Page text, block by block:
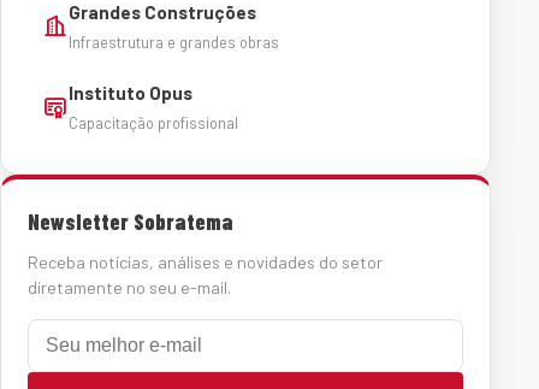
Grandes Construções
Infraestrutura e grandes obras
Instituto Opus
Capacitação profissional
Newsletter Sobratema
Receba notícias, análises e novidades do setor
diretamente no seu e-mail.
E-mail